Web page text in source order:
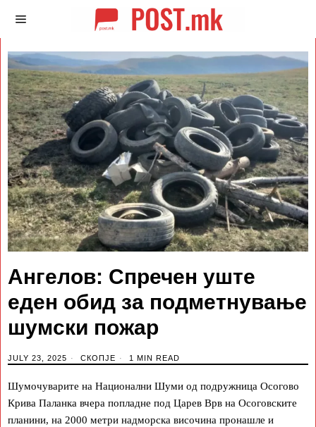
Ангелов: Спречен уште
еден обид за подметнување
шумски пожар
JULY 23, 2025 СКОПЈЕ 1 MIN READ
Шумочуварите на Национални Шуми од подружница Осогово
Крива Паланка вчера попладне под Царев Врв на Осоговските
планини, на 2000 метри надморска височина пронашле и